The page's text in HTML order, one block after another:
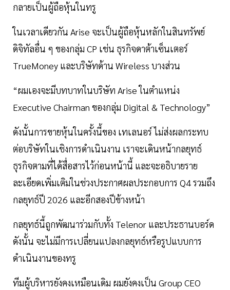
กลายเป็นผู้ถือหุ้นในทรู
ในเวลาเดียวกัน Arise จะเป็นผู้ถือหุ้นหลักในสินทรัพย์
ดิจิทัลอื่น ๆ ของกลุ่ม CP เช่น ธุรกิจดาต้าเซ็นเตอร์
TrueMoney และบริษัทด้าน Wireless บางส่วน
“ผมเองจะมีบทบาทในบริษัท Arise ในตำแหน่ง
Executive Chairman ของกลุ่ม Digital & Technology”
ดังนั้นการขายหุ้นในครั้งนี้ของ เทเลนอร์ ไม่ส่งผลกระทบ
ต่อบริษัทในเชิงการดำเนินงาน เราจะเดินหน้ากลยุทธ์
ธุรกิจตามที่ได้สื่อสารไว้ก่อนหน้านี้ และจะอธิบายราย
ละเอียดเพิ่มเติมในช่วงประกาศผลประกอบการ Q4 รวมถึง
กลยุทธ์ปี 2026 และอีกสองปีข้างหน้า
กลยุทธ์นี้ถูกพัฒนาร่วมกับทั้ง Telenor และประธานบอร์ด
ดังนั้น จะไม่มีการเปลี่ยนแปลงกลยุทธ์หรือรูปแบบการ
ดำเนินงานของทรู
ทีมผู้บริหารยังคงเหมือนเดิม ผมยังคงเป็น Group CEO